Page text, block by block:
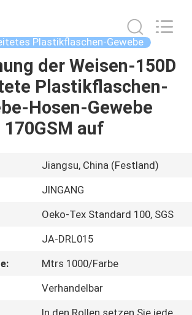
Plastikflaschen-Gewebe
der Weisen-150D
Plastikflaschen-
Hosen-Gewebe
170GSM auf
Jiangsu, China (Festland)
JINGANG
Oeko-Tex Standard 100, SGS
JA-DRL015
Mtrs 1000/Farbe
Verhandelbar